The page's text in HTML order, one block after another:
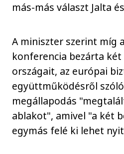
más-más választ Jalta
A miniszter szerint míg
konferencia bezárta
országait, az európai
együttműködésről
megállapodás
ablakot", amivel "a két
egymás felé ki lehet